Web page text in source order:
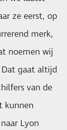
ze eerst, op
merk,
noemen wij
gaat altijd
van de
kunnen
Lyon